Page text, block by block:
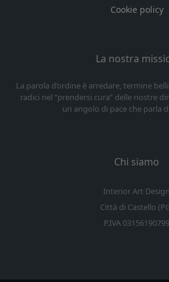
Cookie policy
La nostra
La parola d’ordine è arredare, termine
radici nel “prendersi cura” delle nostre
un angolo di pace che parla
Chi siamo
Interior Art Design
Città di Castello
P.IVA 03156190799